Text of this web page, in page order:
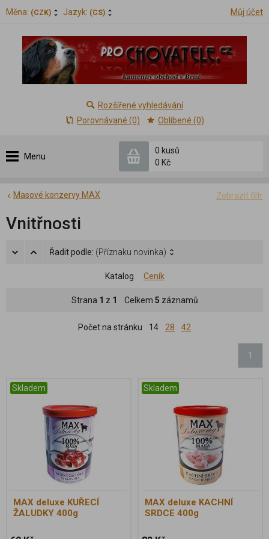
Měna: (CZK) Jazyk: (CS) Můj účet
Menu
0 kusů
0 Kč
Rozšířené vyhledávání
Porovnávané (0)
Oblíbené (0)
Zobrazit filtr
Masové konzervy MAX
Vnitřnosti
Řadit podle: (Příznaku novinka)
Katalog Ceník
Strana 1 z 1 Celkem 5 záznamů
Počet na stránku 14 28 42
1
Skladem
MAX deluxe KUŘECÍ
ŽALUDKY 400g
Skladem
MAX deluxe KACHNÍ
SRDCE 400g